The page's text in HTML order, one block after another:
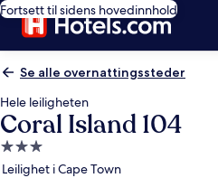
Fortsett til sidens hovedinnhold
Se alle overnattingssteder
Hele leiligheten
Coral Island 104
Overnattingssted
med
Leilighet i Cape Town